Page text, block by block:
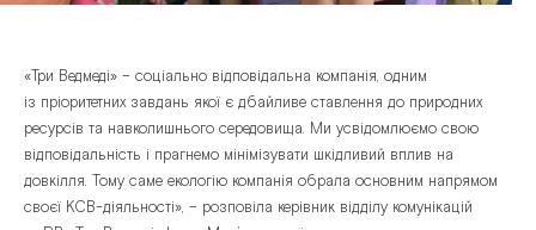
«Три Ведмеді» – соціально відповідальна компанія, одним
із пріоритетних завдань якої є дбайливе ставлення до природних
ресурсів та навколишнього середовища. Ми усвідомлюємо свою
відповідальність і прагнемо мінімізувати шкідливий вплив на
довкілля. Тому саме екологію компанія обрала основним напрямом
своєї КСВ-діяльності», – розповіла керівник відділу комунікацій